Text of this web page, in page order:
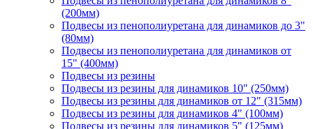
(200мм)
Подвесы из пенополиуретана для динамиков до 3"
(80мм)
Подвесы из пенополиуретана для динамиков от
15" (400мм)
Подвесы из резины
Подвесы из резины для динамиков 10" (250мм)
Подвесы из резины для динамиков от 12" (315мм)
Подвесы из резины для динамиков 4" (100мм)
Подвесы из резины для динамиков 5" (125мм)